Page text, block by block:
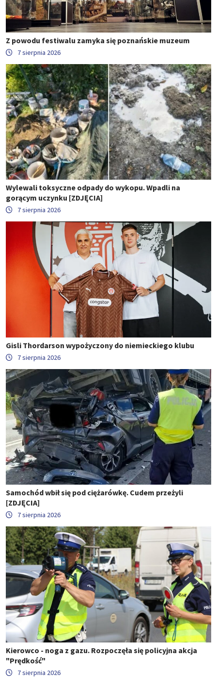
Z powodu festiwalu zamyka się poznańskie muzeum
7 sierpnia 2026
Wylewali toksyczne odpady do wykopu. Wpadli na
gorącym uczynku [ZDJĘCIA]
7 sierpnia 2026
Gisli Thordarson wypożyczony do niemieckiego klubu
7 sierpnia 2026
Samochód wbił się pod ciężarówkę. Cudem przeżyli
[ZDJĘCIA]
7 sierpnia 2026
Kierowco - noga z gazu. Rozpoczęła się policyjna akcja
"Prędkość"
7 sierpnia 2026